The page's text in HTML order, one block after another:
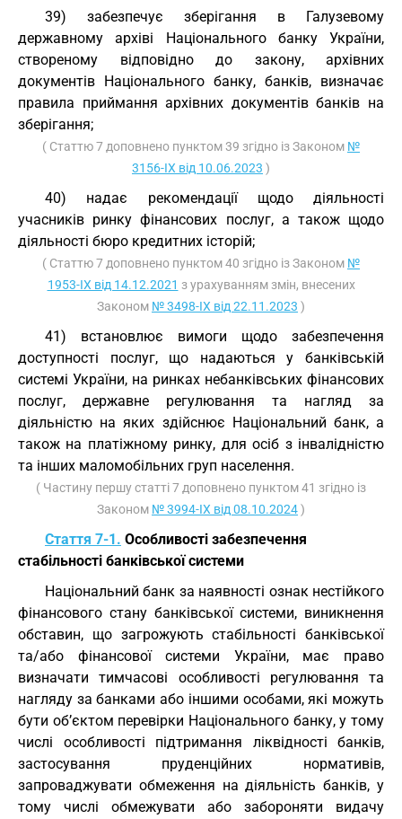
39) забезпечує зберігання в Галузевому
державному архіві Національного банку України,
створеному відповідно до закону, архівних
документів Національного банку, банків, визначає
правила приймання архівних документів банків на
зберігання;
( Статтю 7 доповнено пунктом 39 згідно із Законом №
3156-IX від 10.06.2023 )
40) надає рекомендації щодо діяльності
учасників ринку фінансових послуг, а також щодо
діяльності бюро кредитних історій;
( Статтю 7 доповнено пунктом 40 згідно із Законом №
1953-IX від 14.12.2021 з урахуванням змін, внесених
Законом № 3498-IX від 22.11.2023 )
41) встановлює вимоги щодо забезпечення
доступності послуг, що надаються у банківській
системі України, на ринках небанківських фінансових
послуг, державне регулювання та нагляд за
діяльністю на яких здійснює Національний банк, а
також на платіжному ринку, для осіб з інвалідністю
та інших маломобільних груп населення.
( Частину першу статті 7 доповнено пунктом 41 згідно із
Законом № 3994-IX від 08.10.2024)
Стаття 7-1. Особливості забезпечення
стабільності банківської системи
Національний банк за наявності ознак нестійкого
фінансового стану банківської системи, виникнення
обставин, що загрожують стабільності банківської
та/або фінансової системи України, має право
визначати тимчасові особливості регулювання та
нагляду за банками або іншими особами, які можуть
бути об’єктом перевірки Національного банку, у тому
числі особливості підтримання ліквідності банків,
застосування пруденційних нормативів,
запроваджувати обмеження на діяльність банків, у
тому числі обмежувати або забороняти видачу